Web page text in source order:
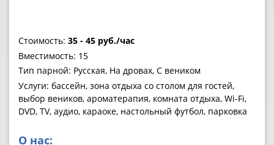
Стоимость: 35 - 45 руб./час
Вместимость: 15
Тип парной: Русская, На дровах, С веником
Услуги: бассейн, зона отдыха со столом для гостей,
выбор веников, ароматерапия, комната отдыха, Wi-Fi,
DVD, TV, аудио, караоке, настольный футбол, парковка
О нас: